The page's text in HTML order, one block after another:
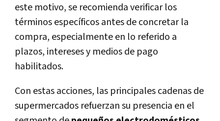
este motivo, se recomienda verificar los
términos específicos antes de concretar la
compra, especialmente en lo referido a
plazos, intereses y medios de pago
habilitados.
Con estas acciones, las principales cadenas de
supermercados refuerzan su presencia en el